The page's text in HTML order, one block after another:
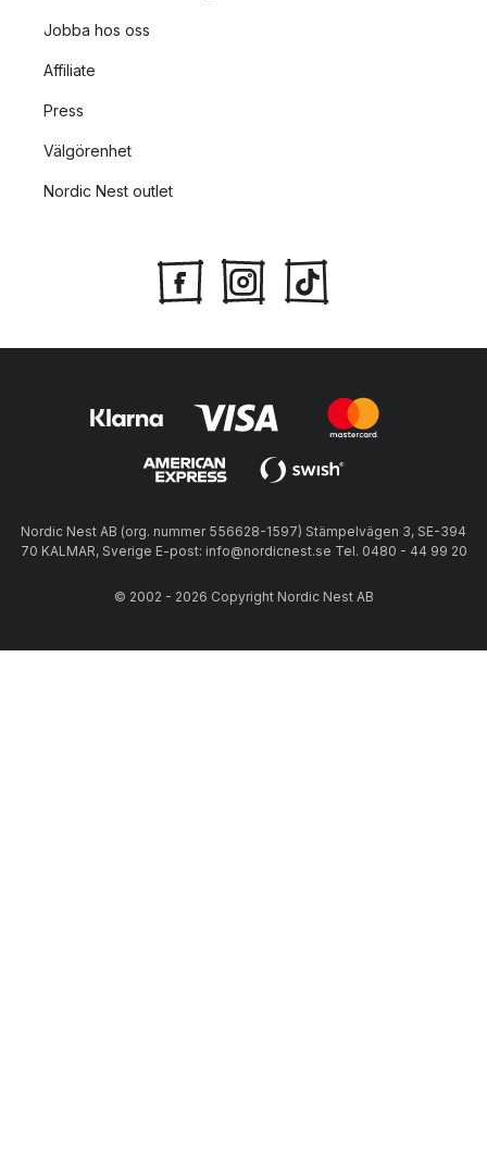
Jobba hos oss
Affiliate
Press
Välgörenhet
Nordic Nest outlet
Nordic Nest AB (org. nummer 556628-1597) Stämpelvägen 3, SE-394
70 KALMAR, Sverige E-post: info@nordicnest.se Tel. 0480 - 44 99 20
© 2002 - 2026 Copyright Nordic Nest AB